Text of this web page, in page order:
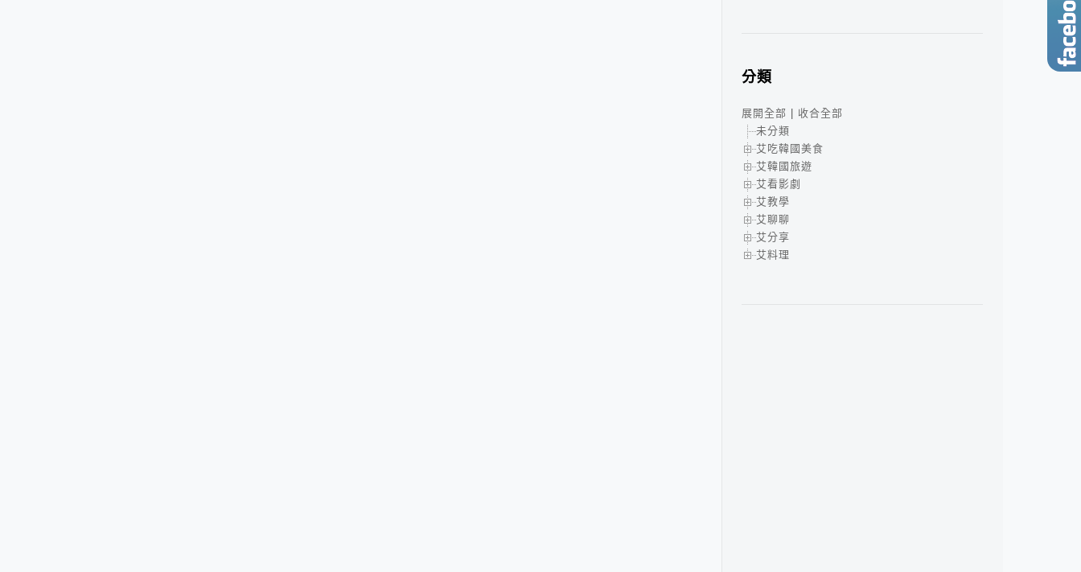
分類
展開全部
收合全部
未分類
艾吃韓國美食
艾韓國旅遊
艾看影劇
艾教學
艾聊聊
艾分享
艾料理